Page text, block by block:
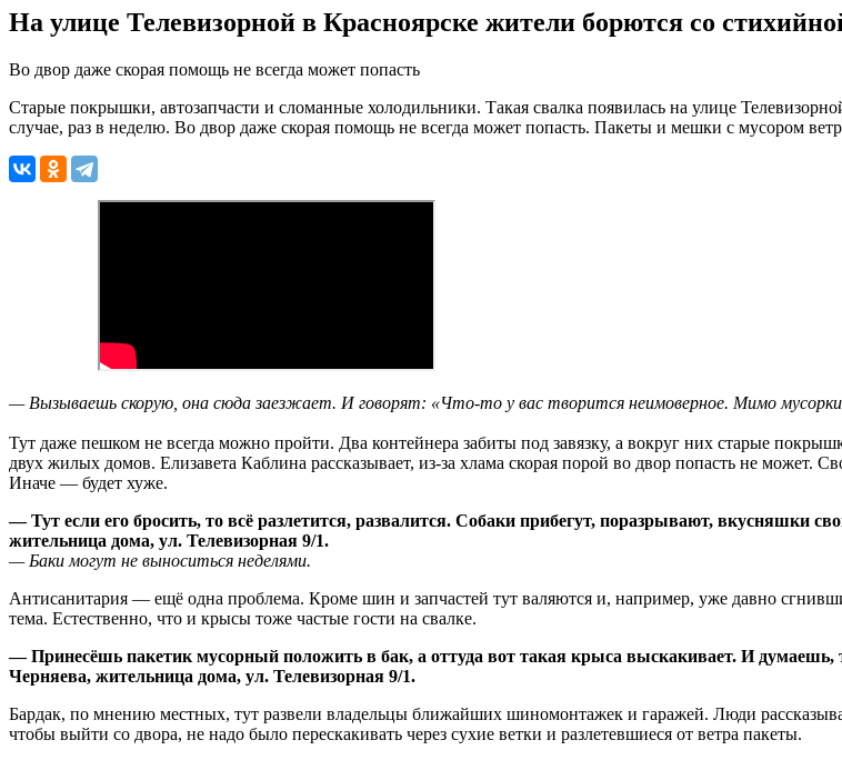
На улице Телевизорной в Красноярске жители борются со
Во двор даже скорая помощь не всегда может попасть
Старые покрышки, автозапчасти и сломанные холодильники. Такая свалка появилась на улице
случае, раз в неделю. Во двор даже скорая помощь не всегда может попасть. Пакеты и мешки с мусором
— Вызываешь скорую, она сюда заезжает. И говорят: «Что-то у вас творится неимоверное. Мимо мусорки
Тут даже пешком не всегда можно пройти. Два контейнера забиты под завязку, а вокруг них старые
двух жилых домов. Елизавета Каблина рассказывает, из-за хлама скорая порой во двор попасть не может.
Иначе — будет хуже.
— Тут если его бросить, то всё разлетится, развалится. Собаки прибегут, поразрывают, вкусняшки
жительница дома, ул. Телевизорная 9/1.
— Баки могут не выноситься неделями.
Антисанитария — ещё одна проблема. Кроме шин и запчастей тут валяются и, например, уже давно
тема. Естественно, что и крысы тоже частые гости на свалке.
— Принесёшь пакетик мусорный положить в бак, а оттуда вот такая крыса выскакивает. И думаешь,
Черняева, жительница дома, ул. Телевизорная 9/1.
Бардак, по мнению местных, тут развели владельцы ближайших шиномонтажек и гаражей. Люди
чтобы выйти со двора, не надо было перескакивать через сухие ветки и разлетевшиеся от ветра пакеты.